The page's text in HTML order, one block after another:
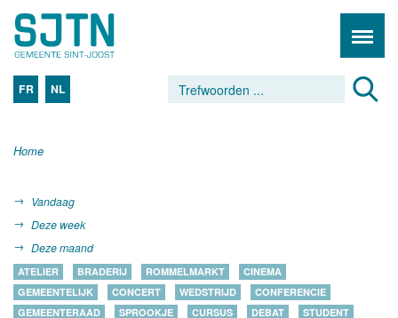
FR NL
Home
Vandaag
Deze week
Deze maand
ATELIER BRADERIJ ROMMELMARKT
CINEMA
GEMEENTELIJK
CONCERT WEDSTRIJD
CONFERENCIE
GEMEENTERAAD
SPROOKJE CURSUS DEBAT
STUDENT